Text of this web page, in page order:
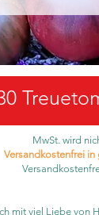
MwSt. wird
Versandkostenfrei
mit viel Liebe